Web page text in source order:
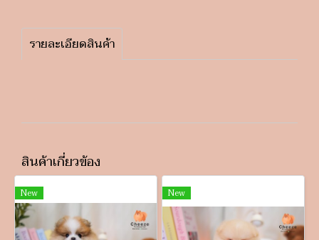
รายละเอียดสินค้า
สินค้าเกี่ยวข้อง
New New